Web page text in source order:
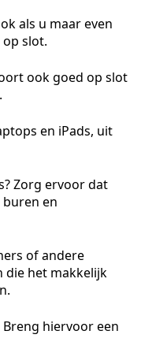
als u maar even
slot.
ook goed op slot
en iPads, uit
Zorg ervoor dat
en
of andere
die het makkelijk
hiervoor een